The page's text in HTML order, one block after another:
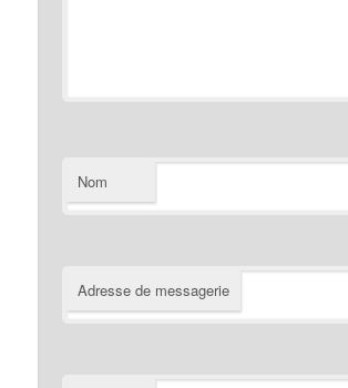
Nom
Adresse de messagerie